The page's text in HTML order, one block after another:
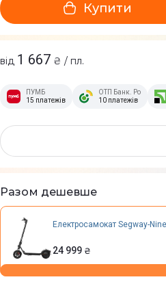
Купити
від 1 667 ₴ / пл.
ПУМБ
15 платежів
ОТП Банк.
10 платежів
Разом дешевше
Електросамокат Segway-
24 999 ₴